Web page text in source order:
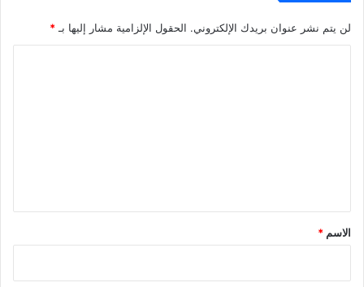
لن يتم نشر عنوان بريدك الإلكتروني. الحقول الإلزامية مشار إليها بـ*
*
الاسم *